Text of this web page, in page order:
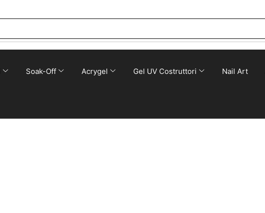
Soak-Off Acrygel Gel UV Costruttori Nail Art